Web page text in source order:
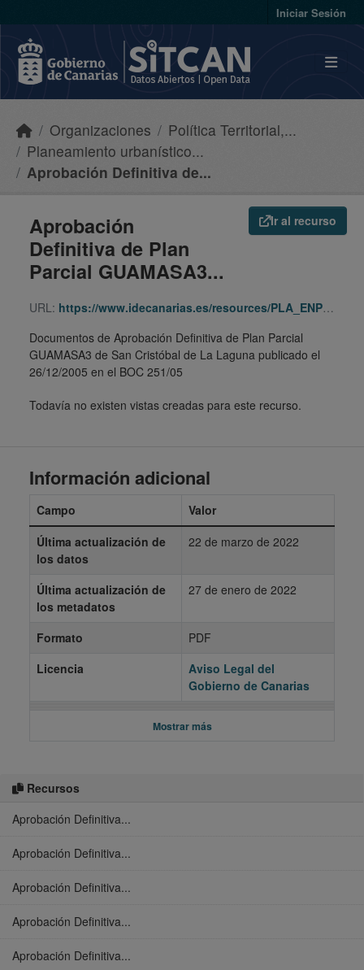
Iniciar Sesión
Organizaciones
Política Territorial,...
Planeamiento urbanístico...
Aprobación Definitiva de...
Ir al recurso
Aprobación
Definitiva de Plan
Parcial GUAMASA3...
URL: https://www.idecanarias.es/resources/PLA_ENP_URB/URB_PLA/TF/Lagu/pp_guamasa3/indice.html
Documentos de Aprobación Definitiva de Plan Parcial
GUAMASA3 de San Cristóbal de La Laguna publicado el
26/12/2005 en el BOC 251/05
Todavía no existen vistas creadas para este recurso.
Recursos
Aprobación Definitiva...
Aprobación Definitiva...
Aprobación Definitiva...
Aprobación Definitiva...
Aprobación Definitiva...
Información adicional
Campo
Valor
Última actualización de
los datos
22 de marzo de 2022
Última actualización de
los metadatos
27 de enero de 2022
Formato
PDF
Licencia
Aviso Legal del
Gobierno de Canarias
Mostrar más